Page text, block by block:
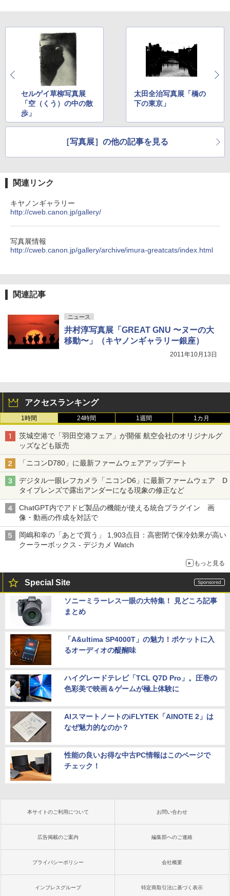
セルゲイ草柳写真展
「空（くう）の中の散
歩」
太田全治写真展「橋の
下の東京」
［写真展］の他の記事を見る
関連リンク
キヤノンギャラリー
http://cweb.canon.jp/gallery/
写真展情報
http://cweb.canon.jp/gallery/archive/imura-greatcats/index.html
関連記事
ニュース
井村淳写真展「GREAT GNU 〜ヌーの大
移動〜」（キヤノンギャラリー銀座）
2011年10月13日
アクセスランキング
1時間 24時間 1週間 1カ月
茨城空港で「羽田空港フェア」が開催 航空会社のオリジナルグ
ッズなども販売
「ニコンD780」に最新ファームウェアアップデート
デジタル一眼レフカメラ「ニコンD6」に最新ファームウェア D
タイプレンズで露出アンダーになる現象の修正など
ChatGPT内でアドビ製品の機能が使える統合プラグイン 画
像・動画の作成を対話で
岡嶋和幸の「あとで買う」 1,903点目：高密閉で保冷効果が高い
クーラーボックス - デジカメ Watch
もっと見る
Special Site
ソニーミラーレス一眼の大特集！ 見どころ記事
まとめ
「A&ultima SP4000T」の魅力！ポケットに入
るオーディオの醍醐味
ハイグレードテレビ「TCL Q7D Pro」。圧巻の
色彩美で映画＆ゲームが極上体験に
AIスマートノートのiFLYTEK「AINOTE 2」は
なぜ魅力的なのか？
性能の良いお得な中古PC情報はこのページで
チェック！
本サイトのご利用について お問い合わせ
広告掲載のご案内 編集部へのご連絡
プライバシーポリシー 会社概要
インプレスグループ 特定商取引法に基づく表示